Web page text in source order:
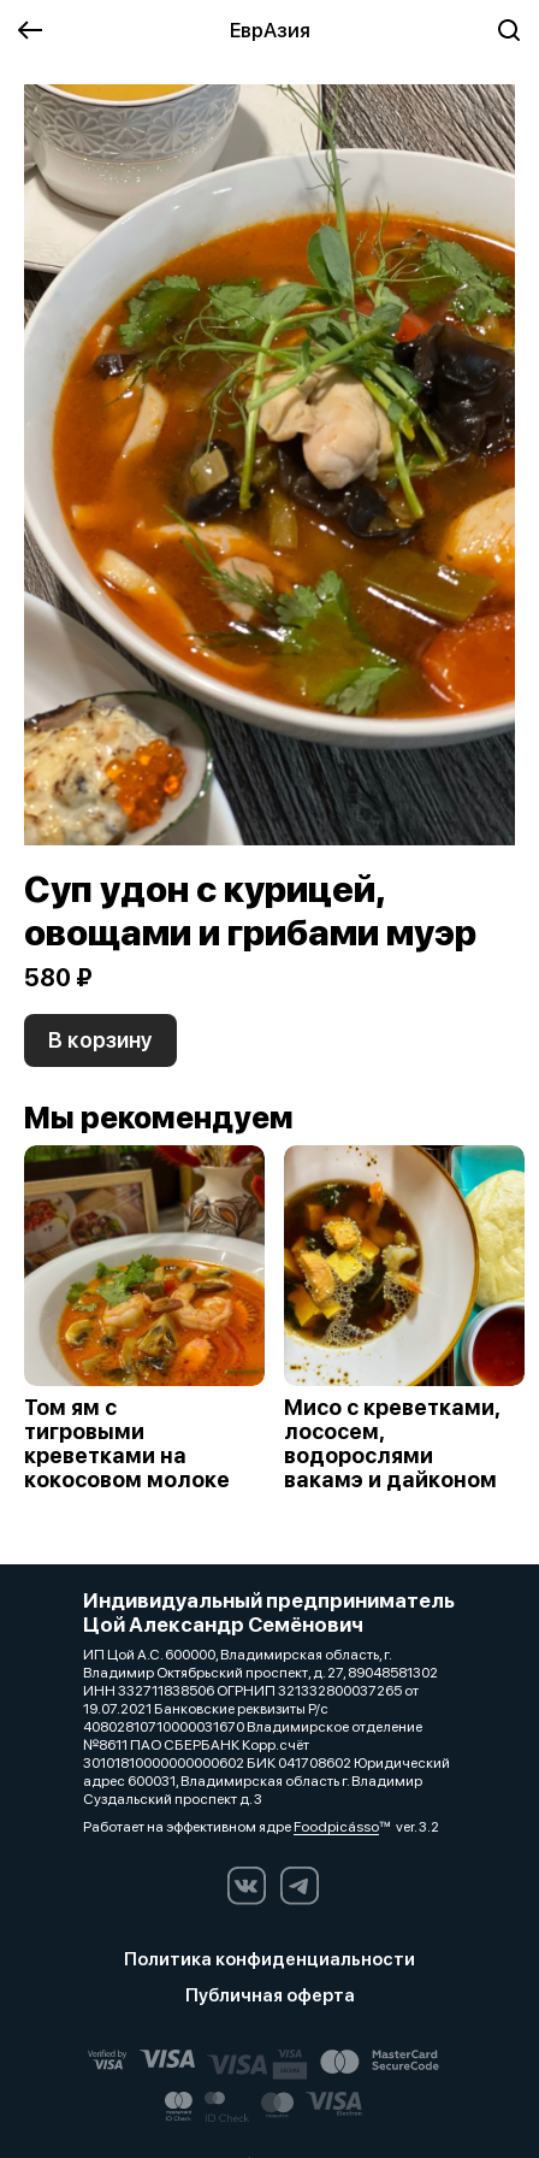
ЕврАзия
Суп удон с курицей,
овощами и грибами муэр
580 ₽
В корзину
Мы рекомендуем
Том ям с
тигровыми
креветками на
кокосовом молоке
Мисо с креветками,
лососем,
водорослями
вакамэ и дайконом
Индивидуальный предприниматель
Цой Александр Семёнович
ИП Цой А.С. 600000, Владимирская область, г.
Владимир Октябрьский проспект, д. 27, 89048581302
ИНН 332711838506 ОГРНИП 321332800037265 от
19.07.2021 Банковские реквизиты Р/с
40802810710000031670 Владимирское отделение
№8611 ПАО СБЕРБАНК Корр.счёт
30101810000000000602 БИК 041708602 Юридический
адрес 600031, Владимирская область г. Владимир
Суздальский проспект д. 3
Работает на эффективном ядреFoodpicássover. 3.2
Политика конфиденциальности
Публичная оферта